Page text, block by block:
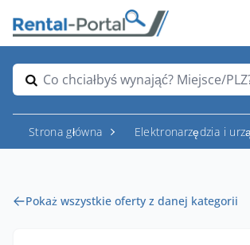
Co chciałbyś wynająć? Miejsce/
Strona główna Elektronarzędzia i
Pokaż wszystkie oferty z danej kategorii